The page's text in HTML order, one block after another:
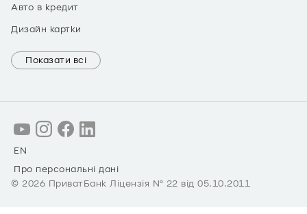
Авто в кредит
Дизайн картки
Показати всі
EN
Про персональні дані
© 2026 ПриватБанк Ліцензія № 22 від 05.10.2011